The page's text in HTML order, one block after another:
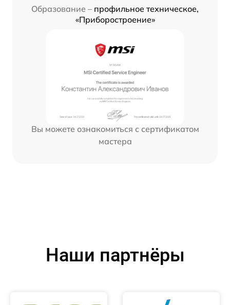
Образование – профильное техническое,
«Приборостроение»
Вы можете ознакомиться с сертификатом
мастера
Наши партнёры